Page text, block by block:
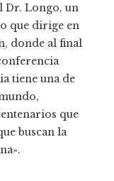
Dr. Longo, un
que dirige en
donde al final
tiene una de
que
buscan la